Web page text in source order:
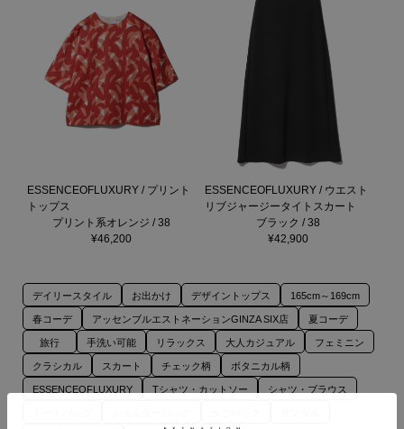
ESSENCEOFLUXURY / プリント
トップス
プリント系オレンジ / 38
¥46,200
ESSENCEOFLUXURY / ウエスト
リブジャージータイトスカート
ブラック / 38
¥42,900
デイリースタイル お出かけ デザイントップス 165cm～169cm
春コーデ アッセンブルエストネーションGINZA SIX店 夏コーデ
旅行 手洗い可能 リラックス 大人カジュアル フェミニン
クラシカル スカート チェック柄 ボタニカル柄
ESSENCEOFLUXURY Tシャツ・カットソー シャツ・ブラウス